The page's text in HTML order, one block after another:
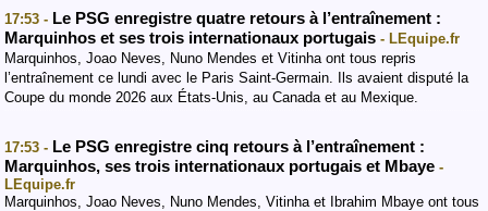
17:53 - Le PSG enregistre quatre retours à l’entraînement :
Marquinhos et ses trois internationaux portugais - LEquipe.fr
Marquinhos, Joao Neves, Nuno Mendes et Vitinha ont tous repris
l’entraînement ce lundi avec le Paris Saint-Germain. Ils avaient disputé la
Coupe du monde 2026 aux États-Unis, au Canada et au Mexique.
17:53 - Le PSG enregistre cinq retours à l’entraînement :
Marquinhos, ses trois internationaux portugais et Mbaye -
LEquipe.fr
Marquinhos, Joao Neves, Nuno Mendes, Vitinha et Ibrahim Mbaye ont tous